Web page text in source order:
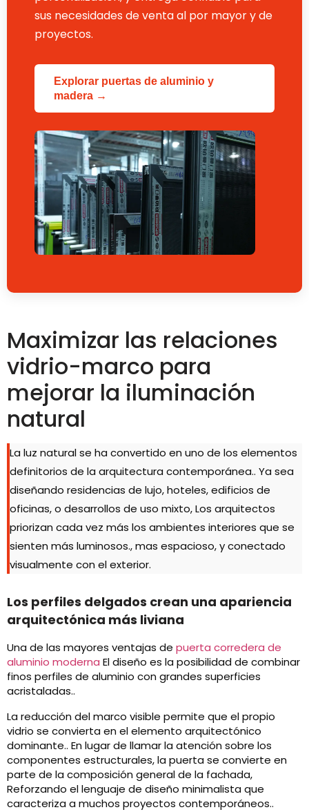
sus necesidades de venta al por mayor y de
proyectos.
Explorar puertas de aluminio y
madera →
Maximizar las relaciones
vidrio-marco para
mejorar la iluminación
natural
La luz natural se ha convertido en uno de los elementos
definitorios de la arquitectura contemporánea.. Ya sea
diseñando residencias de lujo, hoteles, edificios de
oficinas, o desarrollos de uso mixto, Los arquitectos
priorizan cada vez más los ambientes interiores que se
sienten más luminosos., mas espacioso, y conectado
visualmente con el exterior.
Los perfiles delgados crean una apariencia
arquitectónica más liviana
Una de las mayores ventajas de puerta corredera de
aluminio moderna El diseño es la posibilidad de combinar
finos perfiles de aluminio con grandes superficies
acristaladas..
La reducción del marco visible permite que el propio
vidrio se convierta en el elemento arquitectónico
dominante.. En lugar de llamar la atención sobre los
componentes estructurales, la puerta se convierte en
parte de la composición general de la fachada,
Reforzando el lenguaje de diseño minimalista que
caracteriza a muchos proyectos contemporáneos..